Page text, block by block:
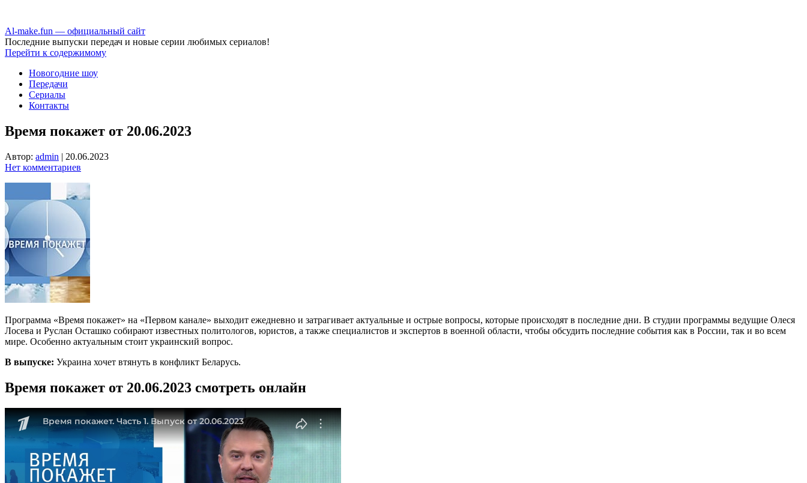
Аl-make.fun — официальный сайт
Последние выпуски передач и новые серии любимых сериалов!
Перейти к содержимому
Новогодние шоу
Передачи
Сериалы
Контакты
Время покажет от 20.06.2023
Автор: admin | 20.06.2023
Нет комментариев
Программа «Время покажет» на «Первом канале» выходит ежедневно и затрагивает актуальные и острые вопросы, которые происходят в последние дни. В студии программы ведущие Олеся
Лосева и Руслан Осташко собирают известных политологов, юристов, а также специалистов и экспертов в военной области, чтобы обсудить последние события как в России, так и во всем
мире. Особенно актуальным стоит украинский вопрос.
В выпуске: Украина хочет втянуть в конфликт Беларусь.
Время покажет от 20.06.2023 смотреть онлайн